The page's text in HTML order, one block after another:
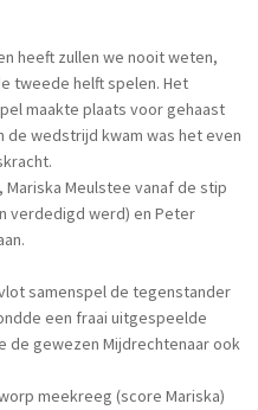
heeft zullen we nooit weten,
tweede helft spelen. Het
maakte plaats voor gehaast
de wedstrijd kwam was het even
Meulstee vanaf de stip
verdedigd werd) en Peter
samenspel de tegenstander
een fraai uitgespeelde
de gewezen Mijdrechtenaar ook
meekreeg (score Mariska)